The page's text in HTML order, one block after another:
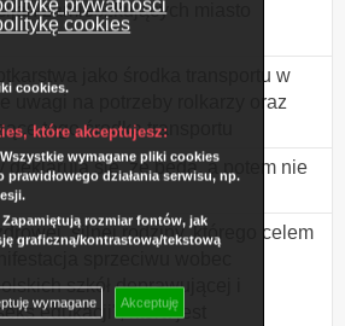
prywatności
cookies
cookies.
które akceptujesz:
wymagane pliki cookies
prawidłowego działania serwisu, np.
Zapamiętują rozmiar fontów, jak
graficzną/kontrastową/tekstową
wymagane Akceptuję
zamieszkujących miasto
jako środka transportu w
uwagi na potrzeby rolkarzy oraz
tego środka transportu
deklarują się, że będą, a potem nie
silnej rodziny, którego celem
sprzeciwu wobec
szkół deprawującej i
edukacji", która jest